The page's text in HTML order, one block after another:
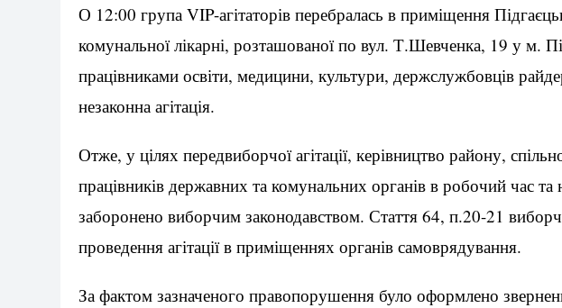
О 12:00 група VIP-агітаторів перебралась в приміщення
комунальної лікарні, розташованої по вул. Т.Шевченка, 19 у м.
працівниками освіти, медицини, культури, держслужбовців
незаконна агітація.
Отже, у цілях передвиборчої агітації, керівництво району,
працівників державних та комунальних органів в робочий час
заборонено виборчим законодавством. Стаття 64, п.20-21
проведення агітації в приміщеннях органів самоврядування.
За фактом зазначеного правопорушення було оформлено